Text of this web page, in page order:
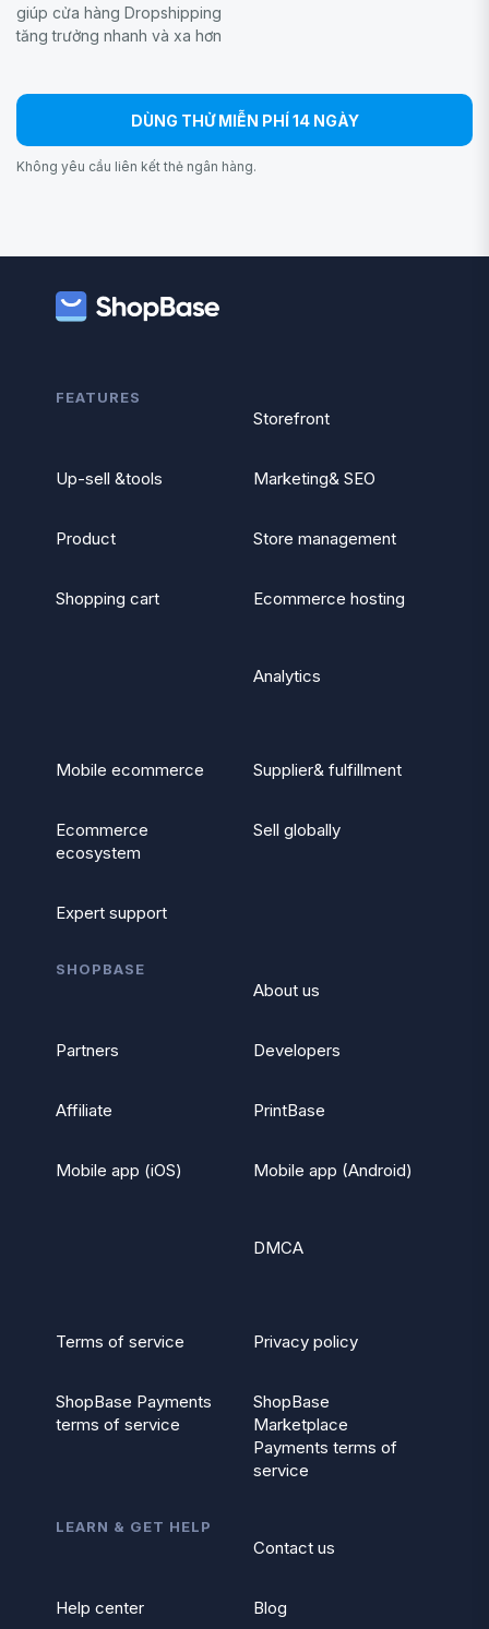
giúp cửa hàng Dropshipping
tăng trưởng nhanh và xa hơn
DÙNG THỬ MIỄN PHÍ 14 NGÀY
Không yêu cầu liên kết thẻ ngân hàng.
FEATURES
Storefront
Up-sell &tools Marketing& SEO
Product Store management
Shopping cart Ecommerce hosting
Analytics
Mobile ecommerce Supplier& fulfillment
Ecommerce
ecosystem
Sell globally
Expert support
SHOPBASE
About us
Partners Developers
Affiliate PrintBase
Mobile app (iOS) Mobile app (Android)
DMCA
Terms of service Privacy policy
ShopBase Payments
terms of service
ShopBase
Marketplace
Payments terms of
service
LEARN & GET HELP
Contact us
Help center Blog